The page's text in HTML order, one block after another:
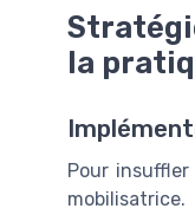
la
Pour